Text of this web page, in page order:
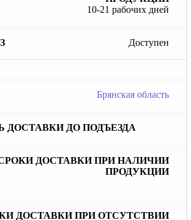
10-21 рабочих дней
Доступен
Брянская область